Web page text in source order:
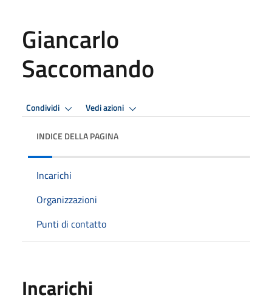
Giancarlo
Saccomando
Condividi Vedi azioni
INDICE DELLA PAGINA
Incarichi
Organizzazioni
Punti di contatto
Incarichi